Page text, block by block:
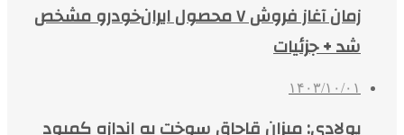
زمان آغاز فروش ۷ محصول ایران‌خودرو مشخص
شد + جزئیات
۱۴۰۳/۱۰/۰۱
پولادی: میزان قاچاق سوخت به اندازه کمبود